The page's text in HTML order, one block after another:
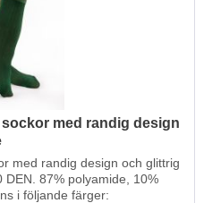
med randig design
med randig design och glittrig
87% polyamide, 10%
i följande färger: